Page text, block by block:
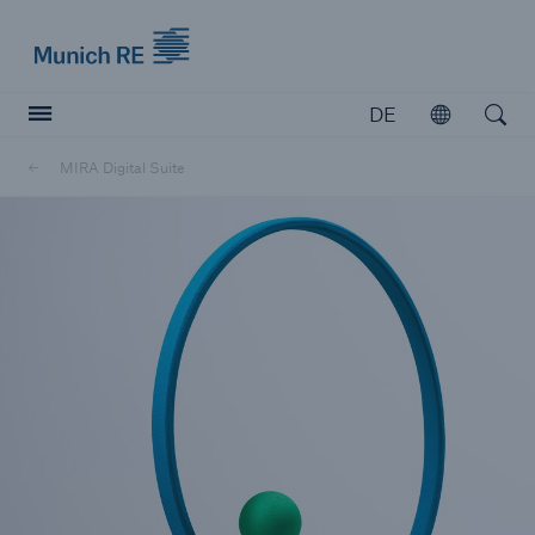
DE
Öffnen
MIRA Digital Suite
Versicherer
Unsere Lösungen für Versicherer